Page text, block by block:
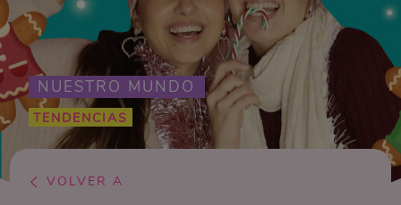
NUESTRO MUNDO
TENDENCIAS
VOLVER A